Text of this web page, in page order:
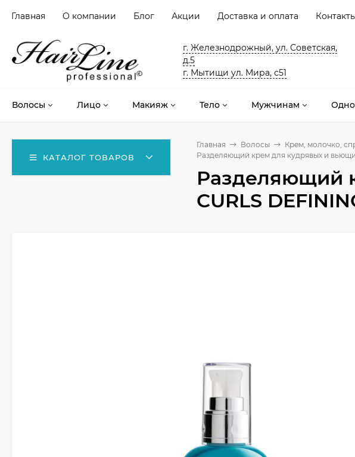
Главная О компании Блог Акции Доставка и оплата
г. Железнодрожный, ул. Советская,
д.5
г. Мытищи ул. Мира, с51
Волосы Лицо Макияж Тело Мужчинам
КАТАЛОГ ТОВАРОВ
Главная Волосы
Крем, молочко,
Разделяющий крем для кудрявых и
Разделяющий
CURLS